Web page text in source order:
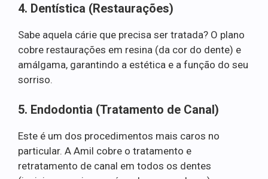
4. Dentística (Restaurações)
Sabe aquela cárie que precisa ser tratada? O plano
cobre restaurações em resina (da cor do dente) e
amálgama, garantindo a estética e a função do seu
sorriso.
5. Endodontia (Tratamento de Canal)
Este é um dos procedimentos mais caros no
particular. A Amil cobre o tratamento e
retratamento de canal em todos os dentes